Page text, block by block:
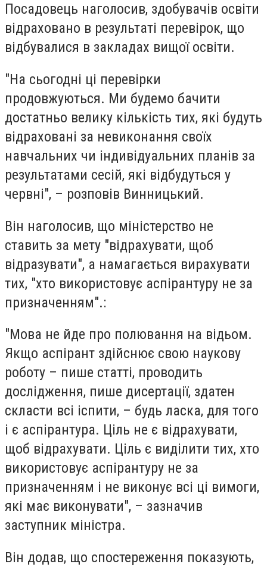
Посадовець наголосив, здобувачів освіти
відраховано в результаті перевірок, що
відбувалися в закладах вищої освіти.
"На сьогодні ці перевірки
продовжуються. Ми будемо бачити
достатньо велику кількість тих, які будуть
відраховані за невиконання своїх
навчальних чи індивідуальних планів за
результатами сесій, які відбудуться у
червні", – розповів Винницький.
Він наголосив, що міністерство не
ставить за мету "відрахувати, щоб
відразувати", а намагається вирахувати
тих, "хто використовує аспірантуру не за
призначенням".:
"Мова не йде про полювання на відьом.
Якщо аспірант здійснює свою наукову
роботу – пише статті, проводить
дослідження, пише дисертації, здатен
скласти всі іспити, – будь ласка, для того
і є аспірантура. Ціль не є відрахувати,
щоб відрахувати. Ціль є виділити тих, хто
використовує аспірантуру не за
призначенням і не виконує всі ці вимоги,
які має виконувати", – зазначив
заступник міністра.
Він додав, що спостереження показують,